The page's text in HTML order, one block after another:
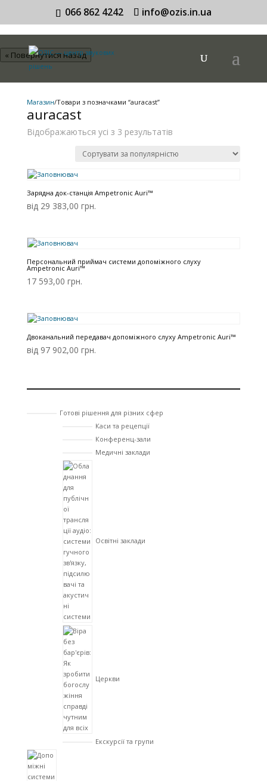
066 862 4242 info@ozis.in.ua
« Повернутися назад
Магазин/Товари з позначками “auracast”
auracast
Відображаються усі з 3 результатівВідсортовано
популярністю
Зарядна док-станція Ampetronic Auri™
від 29 383,00 грн.
Персональний приймач системи допоміжного слуху
Ampetronic Auri™
17 593,00 грн.
Двоканальний передавач допоміжного слуху Ampetronic Auri™
від 97 902,00 грн.
Готові рішення для різних сфер
Каси та рецепції
Конференц-зали
Медичні заклади
Освітні заклади
Церкви
Екскурсії та групи